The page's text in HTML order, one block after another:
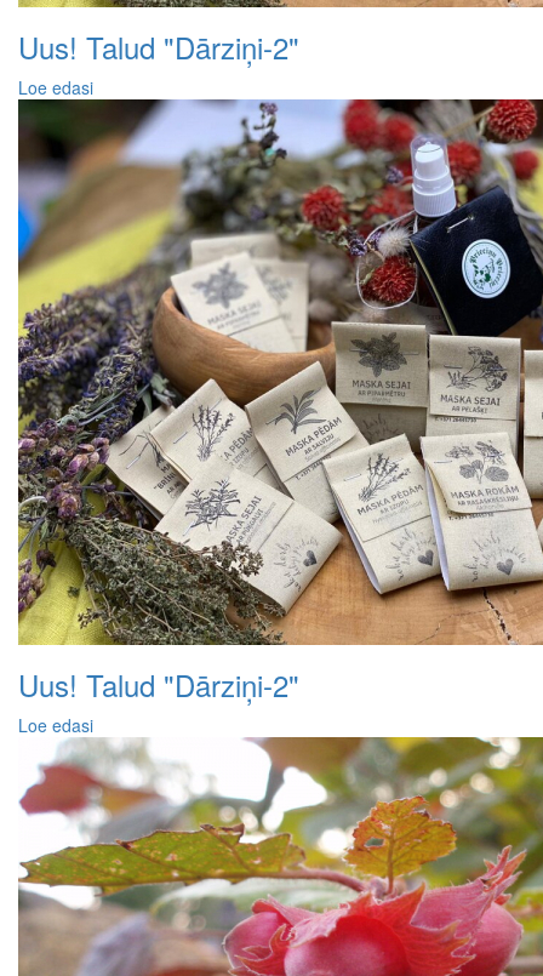
Uus! Talud "Dārziņi-2"
Loe edasi
Uus! Talud "Dārziņi-2"
Loe edasi